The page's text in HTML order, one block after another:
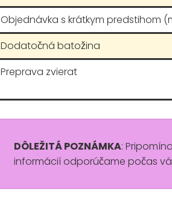
Objednávka s krátkym predstihom
Dodatočná batožina
Preprava zvierat
DÔLEŽITÁ POZNÁMKA:
informácií odporúčame počas